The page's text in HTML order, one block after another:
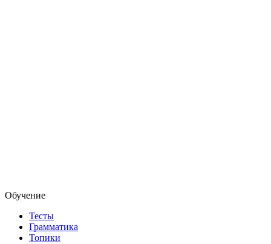
Обучение
Тесты
Грамматика
Топики